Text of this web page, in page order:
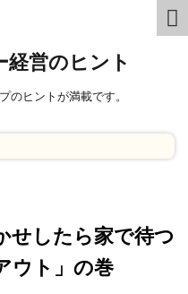
営のヒント
のヒントが満載です。
せしたら家で待つ
ウト」の巻